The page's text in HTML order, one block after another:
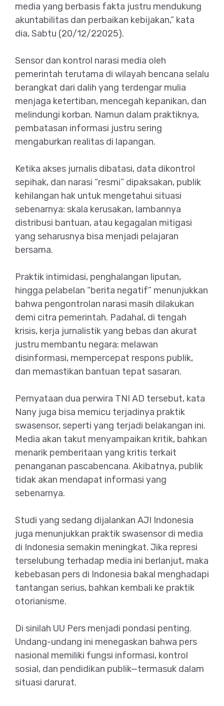
media yang berbasis fakta justru mendukung
akuntabilitas dan perbaikan kebijakan,” kata
dia, Sabtu (20/12/22025).
Sensor dan kontrol narasi media oleh
pemerintah terutama di wilayah bencana selalu
berangkat dari dalih yang terdengar mulia
menjaga ketertiban, mencegah kepanikan, dan
melindungi korban. Namun dalam praktiknya,
pembatasan informasi justru sering
mengaburkan realitas di lapangan.
Ketika akses jurnalis dibatasi, data dikontrol
sepihak, dan narasi “resmi” dipaksakan, publik
kehilangan hak untuk mengetahui situasi
sebenarnya: skala kerusakan, lambannya
distribusi bantuan, atau kegagalan mitigasi
yang seharusnya bisa menjadi pelajaran
bersama.
Praktik intimidasi, penghalangan liputan,
hingga pelabelan “berita negatif” menunjukkan
bahwa pengontrolan narasi masih dilakukan
demi citra pemerintah. Padahal, di tengah
krisis, kerja jurnalistik yang bebas dan akurat
justru membantu negara: melawan
disinformasi, mempercepat respons publik,
dan memastikan bantuan tepat sasaran.
Pernyataan dua perwira TNI AD tersebut, kata
Nany juga bisa memicu terjadinya praktik
swasensor, seperti yang terjadi belakangan ini.
Media akan takut menyampaikan kritik, bahkan
menarik pemberitaan yang kritis terkait
penanganan pascabencana. Akibatnya, publik
tidak akan mendapat informasi yang
sebenarnya.
Studi yang sedang dijalankan AJI Indonesia
juga menunjukkan praktik swasensor di media
di Indonesia semakin meningkat. Jika represi
terselubung terhadap media ini berlanjut, maka
kebebasan pers di Indonesia bakal menghadapi
tantangan serius, bahkan kembali ke praktik
otorianisme.
Di sinilah UU Pers menjadi pondasi penting.
Undang-undang ini menegaskan bahwa pers
nasional memiliki fungsi informasi, kontrol
sosial, dan pendidikan publik—termasuk dalam
situasi darurat.